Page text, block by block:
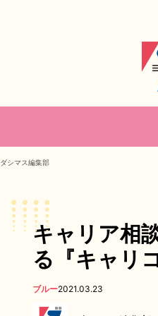
ダシマス編集部
キャリア相
る『キャリ
ブルー2021.03.23